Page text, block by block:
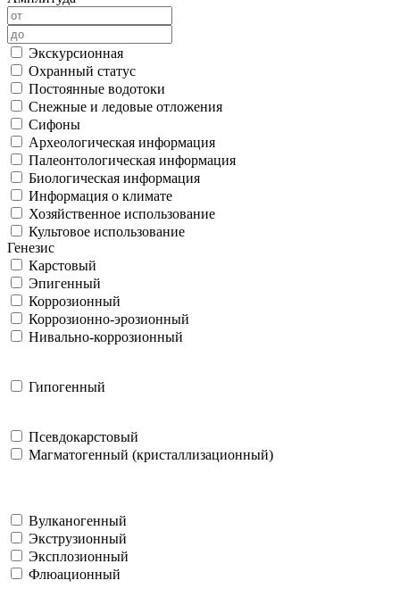
Экскурсионная
Охранный статус
Постоянные водотоки
Снежные и ледовые отложения
Сифоны
Археологическая информация
Палеонтологическая информация
Биологическая информация
Информация о климате
Хозяйственное использование
Культовое использование
Генезис
Карстовый
Эпигенный
Коррозионный
Коррозионно-эрозионный
Нивально-коррозионный
Гипогенный
Псевдокарстовый
Магматогенный (кристаллизационный)
Вулканогенный
Экструзионный
Эксплозионный
Флюационный